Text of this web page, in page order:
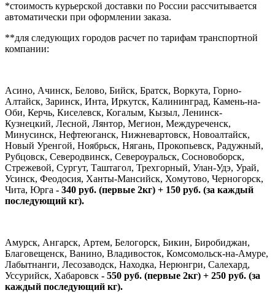
*стоимость курьерской доставки по России рассчитывается
автоматически при оформлении заказа.
**для следующих городов расчет по тарифам транспортной
компании:
Асино, Ачинск, Белово, Бийск, Братск, Воркута, Горно-
Алтайск, Заринск, Инта, Иркутск, Калининград, Камень-на-
Оби, Керчь, Киселевск, Когалым, Кызыл, Ленинск-
Кузнецкий, Лесной, Лянтор, Мегион, Междуреченск,
Минусинск, Нефтеюганск, Нижневартовск, Новоалтайск,
Новый Уренгой, Ноябрьск, Нягань, Прокопьевск, Радужный,
Рубцовск, Северодвинск, Североуральск, Сосновоборск,
Стрежевой, Сургут, Таштагол, Трехгорный, Улан-Удэ, Урай,
Усинск, Феодосия, Ханты-Мансийск, Хомутово, Черногорск,
Чита, Юрга - 340 руб. (первые 2кг) + 150 руб. (за каждый
последующий кг).
Амурск, Ангарск, Артем, Белогорск, Бикин, Биробиджан,
Благовещенск, Ванино, Владивосток, Комсомольск-на-Амуре,
Лабытнанги, Лесозаводск, Находка, Нерюнгри, Салехард,
Уссурийск, Хабаровск - 550 руб. (первые 2кг) + 250 руб. (за
каждый последующий кг).